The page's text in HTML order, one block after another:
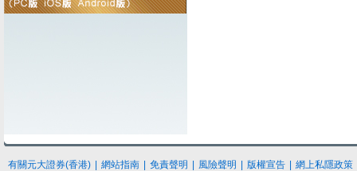
有關元大證券(香港) 網站指南 免責聲明 風險聲明 版權宣告
網上私隱政策